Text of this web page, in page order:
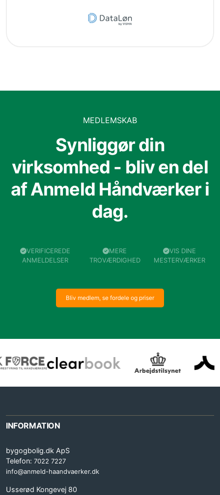
MEDLEMSKAB
Synliggør din
virksomhed - bliv en del
af Anmeld Håndværker i
dag.
VERIFICEREDE
ANMELDELSER
MERE
TROVÆRDIGHED
VIS DINE
MESTERVÆRKER
Bliv medlem, se fordele og priser
INFORMATION
bygogbolig.dk ApS
Telefon: 7022 7227
info@anmeld-haandvaerker.dk
Usserød Kongevej 80